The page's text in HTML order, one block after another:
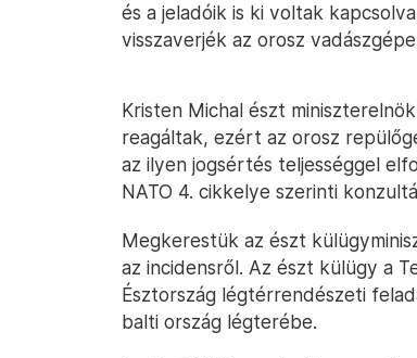
és a jeladóik is ki voltak
visszaverjék az orosz
Kristen Michal észt
reagáltak, ezért az orosz
az ilyen jogsértés teljességgel
NATO 4. cikkelye szerinti
Megkerestük az észt
az incidensről. Az észt külügy a
Észtország légtérrendészeti
balti ország légterébe.